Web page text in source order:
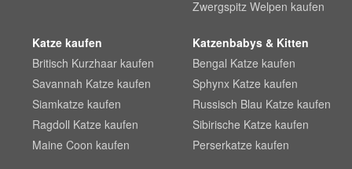
Zwergspitz Welpen kaufen
Katze kaufen
Britisch Kurzhaar kaufen
Savannah Katze kaufen
Siamkatze kaufen
Ragdoll Katze kaufen
Maine Coon kaufen
Katzenbabys & Kitten
Bengal Katze kaufen
Sphynx Katze kaufen
Russisch Blau Katze kaufen
Sibirische Katze kaufen
Perserkatze kaufen